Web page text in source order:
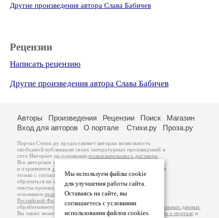
Другие произведения автора Слава Бабичев
Рецензии
Написать рецензию
Другие произведения автора Слава Бабичев
Мы используем файлы cookie
для улучшения работы сайта.
Оставаясь на сайте, вы
соглашаетесь с условиями
использования файлов cookies.
Авторы Произведения Рецензии Поиск
Магазин
Вход для авторов
О портале Стихи.ру Проза.ру
Портал Стихи.ру предоставляет авторам возможность
свободной публикации своих литературных произведений в
сети Интернет на основаниипользовательского договора
Все авторские права на произведения принадлежат авторам
и охраняются законом
. Перепечатка произведений возможна
только с согласия его автора, к которому вы можете
обратиться на его авторской странице. Ответственность за
тексты произведений авторы несут самостоятельно на
основанииправил публикацииизаконодательства
Российской Федерации
обрабатываются на основанииПолитики обработки персональных данных
Вы также можете посмотреть более подробнуюинформацию о портале и